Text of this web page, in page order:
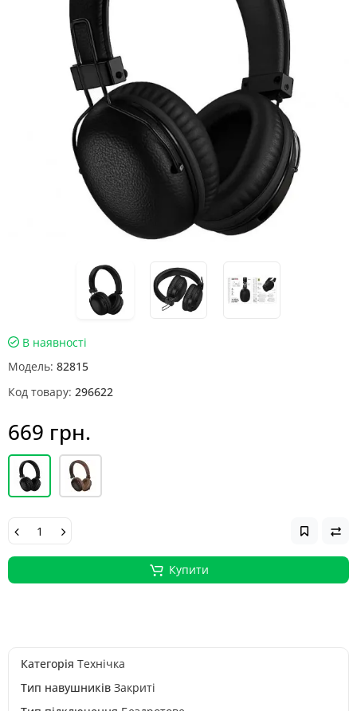
В наявності
Модель: 82815
Код товару: 296622
669 грн.
Купити
Категорія Технічка
Тип навушників Закриті